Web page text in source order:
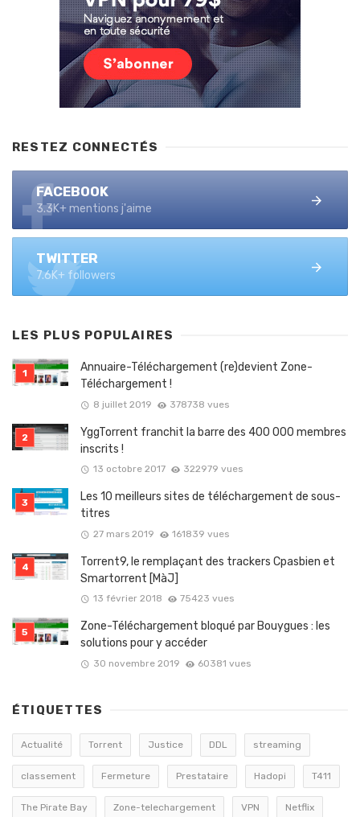
RESTEZ CONNECTÉS
FACEBOOK
3.3K+ mentions j'aime
TWITTER
7.6K+ followers
LES PLUS POPULAIRES
Annuaire-Téléchargement (re)devient Zone-
Téléchargement !
8 juillet 2019 378738 vues
YggTorrent franchit la barre des 400 000 membres
inscrits !
13 octobre 2017 322979 vues
Les 10 meilleurs sites de téléchargement de sous-
titres
27 mars 2019 161839 vues
Torrent9, le remplaçant des trackers Cpasbien et
Smartorrent [MàJ]
13 février 2018 75423 vues
Zone-Téléchargement bloqué par Bouygues : les
solutions pour y accéder
30 novembre 2019 60381 vues
ÉTIQUETTES
Actualité Torrent Justice DDL streaming
classement Fermeture Prestataire Hadopi T411
The Pirate Bay Zone-telechargement VPN Netflix